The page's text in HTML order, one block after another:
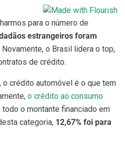
para o número de
estrangeiros foram
Novamente, o Brasil lidera o top,
de crédito.
crédito automóvel é o que tem
o crédito ao consumo
todo o montante financiado em
categoria, 12,67% foi para